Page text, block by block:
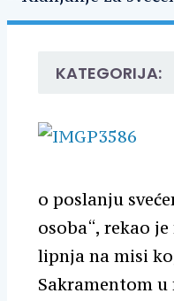
KATEGORIJA:
o poslanju
osoba“, rekao
lipnja na misi
Sakramentom